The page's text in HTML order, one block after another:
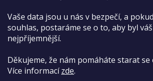
Vaše data jsou u nás v bezpečí, a
souhlas, postaráme se o to, aby byl
nejpříjemnější.
Děkujeme, že nám pomáháte starat se
Více informacízde.